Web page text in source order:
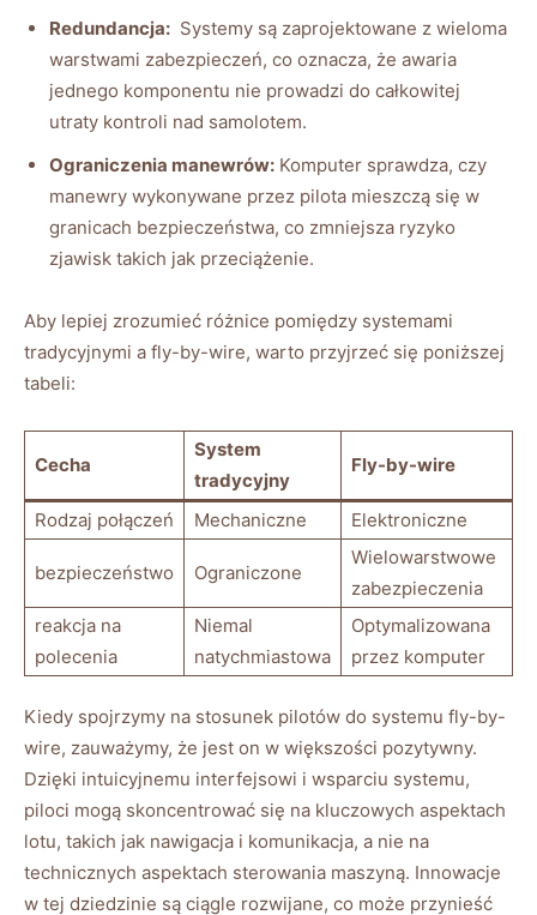
Redundancja: ⁤ Systemy są zaprojektowane z wieloma
warstwami ‌zabezpieczeń, co oznacza, ‌że⁢ awaria
jednego komponentu nie prowadzi do całkowitej
utraty kontroli nad samolotem.
Ograniczenia manewrów: Komputer sprawdza, czy
manewry wykonywane przez pilota ⁣mieszczą się w
granicach bezpieczeństwa, co zmniejsza ryzyko
zjawisk takich ‍jak przeciążenie.
Aby ‌lepiej zrozumieć różnice pomiędzy systemami
tradycyjnymi⁢ a fly-by-wire,⁤ warto przyjrzeć się poniższej
tabeli:
Cecha
System
tradycyjny
Fly-by-wire
Rodzaj połączeń Mechaniczne Elektroniczne
bezpieczeństwo Ograniczone
Wielowarstwowe
⁣zabezpieczenia
reakcja na
polecenia
Niemal
natychmiastowa
Optymalizowana
przez komputer
Kiedy ‌spojrzymy na stosunek pilotów ‌do systemu fly-by-
wire, zauważymy, że jest on w większości pozytywny.
⁤Dzięki intuicyjnemu​ interfejsowi i wsparciu systemu,
piloci mogą skoncentrować się na kluczowych aspektach
lotu, takich jak nawigacja i komunikacja, a nie na
⁤technicznych aspektach sterowania maszyną. Innowacje
⁣w tej dziedzinie są ciągle rozwijane, co może⁢ przynieść